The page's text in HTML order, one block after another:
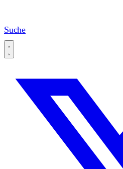
Suche